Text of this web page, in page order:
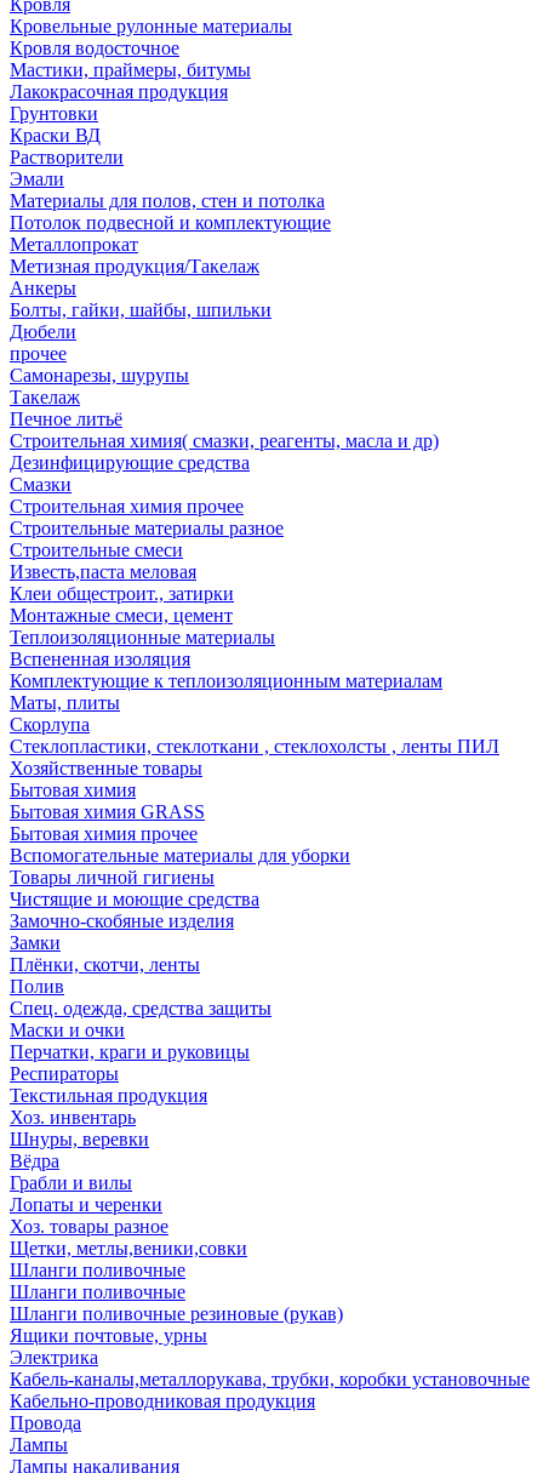
Кровля
Кровельные рулонные материалы
Кровля водосточное
Мастики, праймеры, битумы
Лакокрасочная продукция
Грунтовки
Краски ВД
Растворители
Эмали
Материалы для полов, стен и потолка
Потолок подвесной и комплектующие
Металлопрокат
Метизная продукция/Такелаж
Анкеры
Болты, гайки, шайбы, шпильки
Дюбели
прочее
Самонарезы, шурупы
Такелаж
Печное литьё
Строительная химия( смазки, реагенты, масла и др)
Дезинфицирующие средства
Смазки
Строительная химия прочее
Строительные материалы разное
Строительные смеси
Известь,паста меловая
Клеи общестроит., затирки
Монтажные смеси, цемент
Теплоизоляционные материалы
Вспененная изоляция
Комплектующие к теплоизоляционным материалам
Маты, плиты
Скорлупа
Стеклопластики, стеклоткани , стеклохолсты , ленты ПИЛ
Хозяйственные товары
Бытовая химия
Бытовая химия GRASS
Бытовая химия прочее
Вспомогательные материалы для уборки
Товары личной гигиены
Чистящие и моющие средства
Замочно-скобяные изделия
Замки
Плёнки, скотчи, ленты
Полив
Спец. одежда, средства защиты
Маски и очки
Перчатки, краги и руковицы
Респираторы
Текстильная продукция
Хоз. инвентарь
Шнуры, веревки
Вёдра
Грабли и вилы
Лопаты и черенки
Хоз. товары разное
Щетки, метлы,веники,совки
Шланги поливочные
Шланги поливочные
Шланги поливочные резиновые (рукав)
Ящики почтовые, урны
Электрика
Кабель-каналы,металлорукава, трубки, коробки установочные
Кабельно-проводниковая продукция
Провода
Лампы
Лампы накаливания